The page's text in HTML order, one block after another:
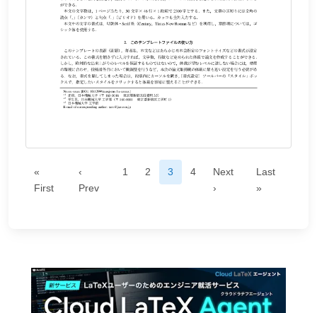
«
First
‹
Prev
1 2 3 4
Next
›
Last
»